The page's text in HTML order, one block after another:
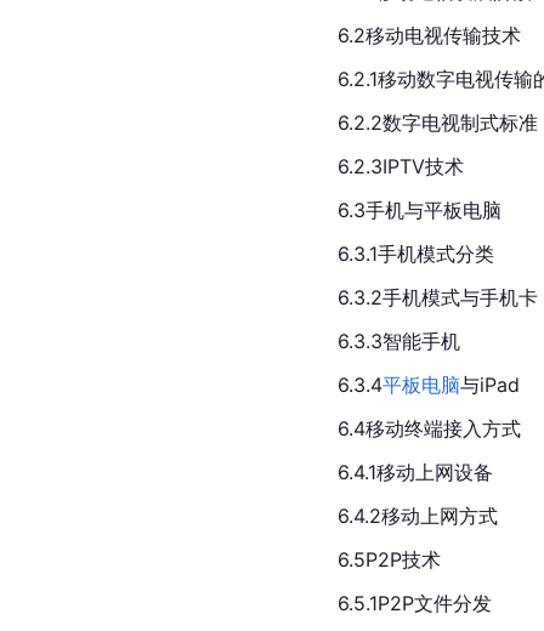
6.2移动电视传输技术
6.2.1移动数字电视传输
6.2.2数字电视制式标准
6.2.3IPTV技术
6.3手机与平板电脑
6.3.1手机模式分类
6.3.2手机模式与手机卡
6.3.3智能手机
6.3.4平板电脑与iPad
6.4移动终端接入方式
6.4.1移动上网设备
6.4.2移动上网方式
6.5P2P技术
6.5.1P2P文件分发